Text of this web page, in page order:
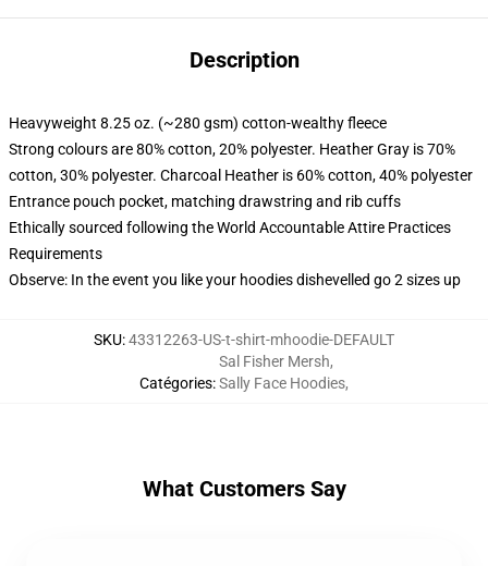
Description
Heavyweight 8.25 oz. (~280 gsm) cotton-wealthy fleece
Strong colours are 80% cotton, 20% polyester. Heather Gray is 70%
cotton, 30% polyester. Charcoal Heather is 60% cotton, 40% polyester
Entrance pouch pocket, matching drawstring and rib cuffs
Ethically sourced following the World Accountable Attire Practices
Requirements
Observe: In the event you like your hoodies dishevelled go 2 sizes up
SKU:43312263-US-t-shirt-mhoodie-DEFAULT
Catégories:
Sal Fisher Mersh,
Sally Face Hoodies,
What Customers Say